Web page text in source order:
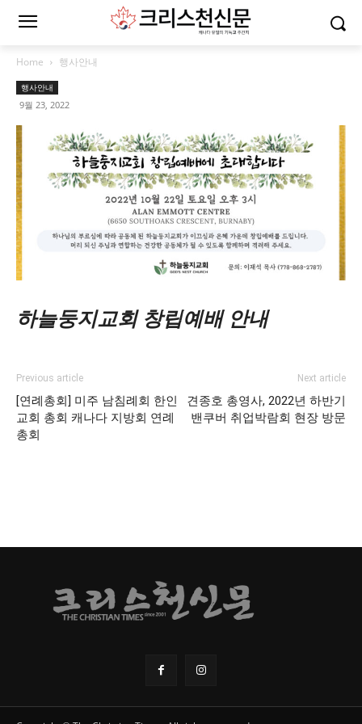
Home 행사안내
행사안내
9월 23, 2022
하늘둥지교회 창립예배 안내
Previous article
[연례총회] 미주 남침례회 한인
교회 총회 캐나다 지방회 연례
총회
Next article
견종호 총영사, 2022년 하반기
밴쿠버 취업박람회 현장 방문